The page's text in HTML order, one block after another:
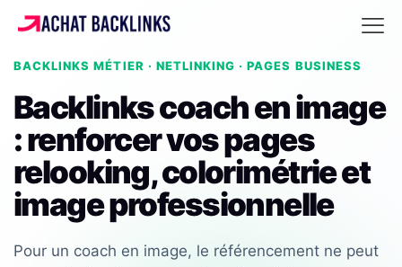
BACKLINKS MÉTIER · NETLINKING · PAGES BUSINESS
Backlinks coach en image
: renforcer vos pages
relooking, colorimétrie et
image professionnelle
Pour un coach en image, le référencement ne peut